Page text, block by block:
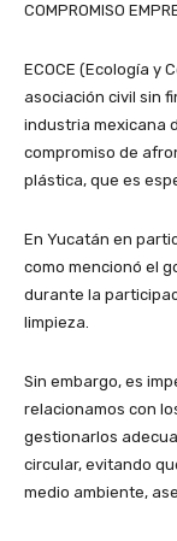
COMPROMISO
ECOCE (Ecología y
asociación civil sin
industria mexicana
compromiso de
plástica, que es
En Yucatán en
como mencionó el
durante la
limpieza.
Sin embargo, es
relacionamos con
gestionarlos
circular, evitando
medio ambiente,